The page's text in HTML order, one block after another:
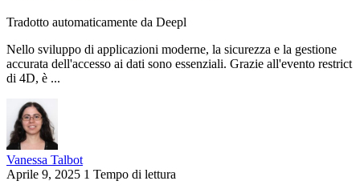
Tradotto automaticamente da Deepl
Nello sviluppo di applicazioni moderne, la sicurezza e la gestione
accurata dell'accesso ai dati sono essenziali. Grazie all'evento restrict
di 4D, è ...
Vanessa Talbot
Aprile 9, 2025 1 Tempo di lettura